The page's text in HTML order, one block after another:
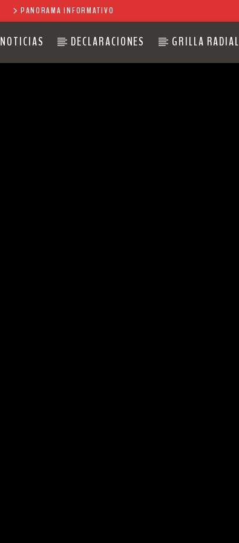
PANORAMA INFORMATIVO
NOTICIAS DECLARACIONES GRILLA RADIAL